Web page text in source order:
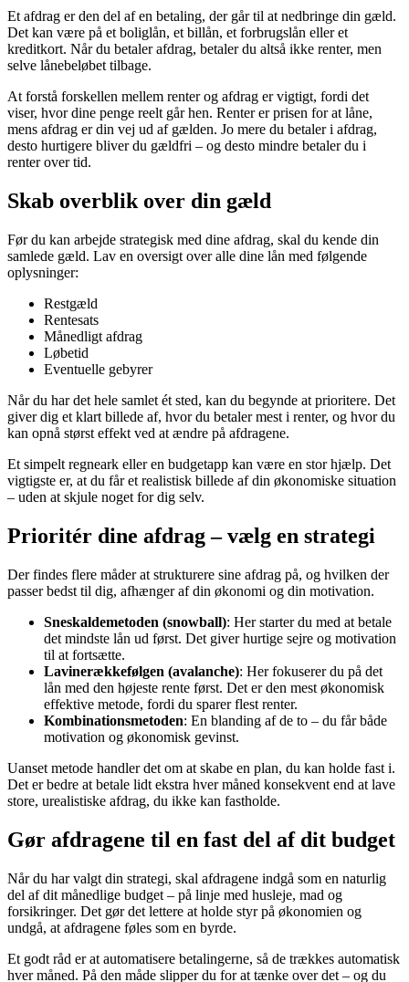
Et afdrag er den del af en betaling, der går til at nedbringe din gæld.
Det kan være på et boliglån, et billån, et forbrugslån eller et
kreditkort. Når du betaler afdrag, betaler du altså ikke renter, men
selve lånebeløbet tilbage.
At forstå forskellen mellem renter og afdrag er vigtigt, fordi det
viser, hvor dine penge reelt går hen. Renter er prisen for at låne,
mens afdrag er din vej ud af gælden. Jo mere du betaler i afdrag,
desto hurtigere bliver du gældfri – og desto mindre betaler du i
renter over tid.
Skab overblik over din gæld
Før du kan arbejde strategisk med dine afdrag, skal du kende din
samlede gæld. Lav en oversigt over alle dine lån med følgende
oplysninger:
Restgæld
Rentesats
Månedligt afdrag
Løbetid
Eventuelle gebyrer
Når du har det hele samlet ét sted, kan du begynde at prioritere. Det
giver dig et klart billede af, hvor du betaler mest i renter, og hvor du
kan opnå størst effekt ved at ændre på afdragene.
Et simpelt regneark eller en budgetapp kan være en stor hjælp. Det
vigtigste er, at du får et realistisk billede af din økonomiske situation
– uden at skjule noget for dig selv.
Prioritér dine afdrag – vælg en strategi
Der findes flere måder at strukturere sine afdrag på, og hvilken der
passer bedst til dig, afhænger af din økonomi og din motivation.
Sneskaldemetoden (snowball): Her starter du med at betale
det mindste lån ud først. Det giver hurtige sejre og motivation
til at fortsætte.
Lavinerækkefølgen (avalanche): Her fokuserer du på det
lån med den højeste rente først. Det er den mest økonomisk
effektive metode, fordi du sparer flest renter.
Kombinationsmetoden: En blanding af de to – du får både
motivation og økonomisk gevinst.
Uanset metode handler det om at skabe en plan, du kan holde fast i.
Det er bedre at betale lidt ekstra hver måned konsekvent end at lave
store, urealistiske afdrag, du ikke kan fastholde.
Gør afdragene til en fast del af dit budget
Når du har valgt din strategi, skal afdragene indgå som en naturlig
del af dit månedlige budget – på linje med husleje, mad og
forsikringer. Det gør det lettere at holde styr på økonomien og
undgå, at afdragene føles som en byrde.
Et godt råd er at automatisere betalingerne, så de trækkes automatisk
hver måned. På den måde slipper du for at tænke over det – og du